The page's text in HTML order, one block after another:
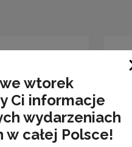
wtorek
Ci informacje
wydarzeniach
całej Polsce!